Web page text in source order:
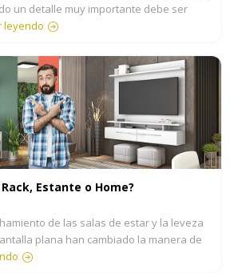
un detalle muy importante debe ser
leyendo
Estante o Home?
de las salas de estar y la leveza
plana han cambiado la manera de